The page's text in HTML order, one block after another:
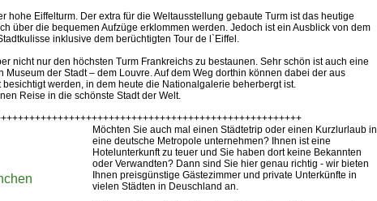
hohe Eiffelturm. Der extra für die Weltausstellung gebaute Turm ist das heutige
über die bequemen Aufzüge erklommen werden. Jedoch ist ein Ausblick von dem
inklusive dem berüchtigten Tour de l`Eiffel.
nicht nur den höchsten Turm Frankreichs zu bestaunen. Sehr schön ist auch eine
der Stadt – dem Louvre. Auf dem Weg dorthin können dabei der aus
werden, in dem heute die Nationalgalerie beherbergt ist.
Reise in die schönste Stadt der Welt.
Möchten Sie auch mal einen Städtetrip oder einen Kurzlurlaub in
eine deutsche Metropole unternehmen? Ihnen ist eine
Hotelunterkunft zu teuer und Sie haben dort keine Bekannten
oder Verwandten? Dann sind Sie hier genau richtig - wir bieten
Ihnen preisgünstige Gästezimmer und private Unterkünfte in
vielen Städten in Deuschland an.